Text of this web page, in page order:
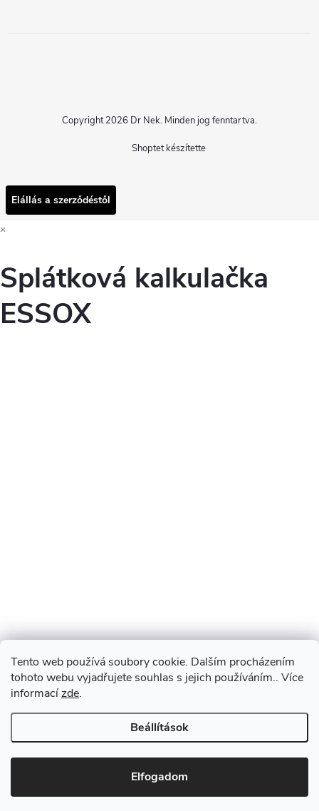
Tento web používá soubory cookie. Dalším procházením
tohoto webu vyjadřujete souhlas s jejich používáním.. Více
informacízde.
Beállítások
Elfogadom
Shoptet készítette
Copyright 2026 Dr Nek. Minden jog fenntartva.
Elállás a szerződéstől
×
Splátková kalkulačka
ESSOX